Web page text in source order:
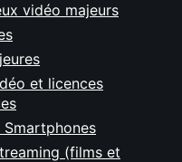
vidéo majeurs
et licences
(films et